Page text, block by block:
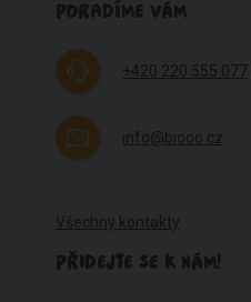
PORADÍME VÁM
+420 220 555 077
info@biooo.cz
Všechny kontakty
PŘIDEJTE SE K NÁM!